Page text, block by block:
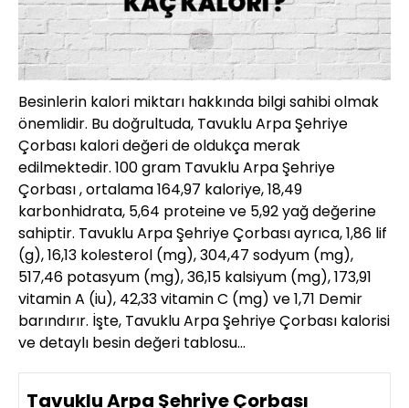
Besinlerin kalori miktarı hakkında bilgi sahibi olmak
önemlidir. Bu doğrultuda, Tavuklu Arpa Şehriye
Çorbası kalori değeri de oldukça merak
edilmektedir. 100 gram Tavuklu Arpa Şehriye
Çorbası , ortalama 164,97 kaloriye, 18,49
karbonhidrata, 5,64 proteine ve 5,92 yağ değerine
sahiptir. Tavuklu Arpa Şehriye Çorbası ayrıca, 1,86 lif
(g), 16,13 kolesterol (mg), 304,47 sodyum (mg),
517,46 potasyum (mg), 36,15 kalsiyum (mg), 173,91
vitamin A (iu), 42,33 vitamin C (mg) ve 1,71 Demir
barındırır. İşte, Tavuklu Arpa Şehriye Çorbası kalorisi
ve detaylı besin değeri tablosu…
Tavuklu Arpa Şehriye Çorbası